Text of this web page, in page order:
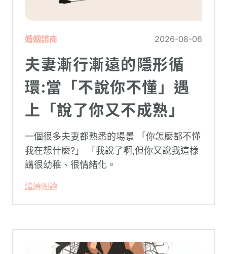
婚姻諮商 2026-08-06
夫妻漸行漸遠的隱形循
環:當「不說你不懂」遇
上「說了你又不成熟」
一個很多夫妻都熟悉的場景 「你怎麼都不懂
我在想什麼?」 「我說了啊,但你又說我這樣
講很幼稚、很情緒化。
繼續閱讀